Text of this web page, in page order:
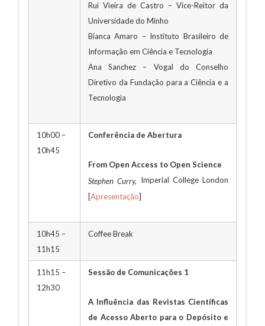
Rui Vieira de Castro – Vice-Reitor da
Universidade do Minho
Bianca Amaro – Instituto Brasileiro de
Informação em Ciência e Tecnologia
Ana Sanchez – Vogal do Conselho
Diretivo da Fundação para a Ciência e a
Tecnologia
10h00 –
10h45
Conferência de Abertura
From Open Access to Open Science
Stephen Curry, Imperial College London
[Apresentação]
10h45 –
11h15
Coffee Break
11h15 –
12h30
Sessão de Comunicações 1
A Influência das Revistas Científicas
de Acesso Aberto para o Depósito e